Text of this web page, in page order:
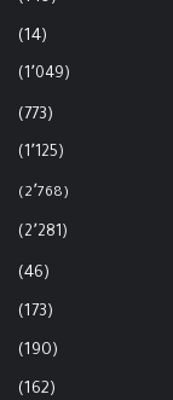
(14)
(1٬049)
(773)
(1٬125)
(2٬768)
(2٬281)
(46)
(173)
(190)
(162)